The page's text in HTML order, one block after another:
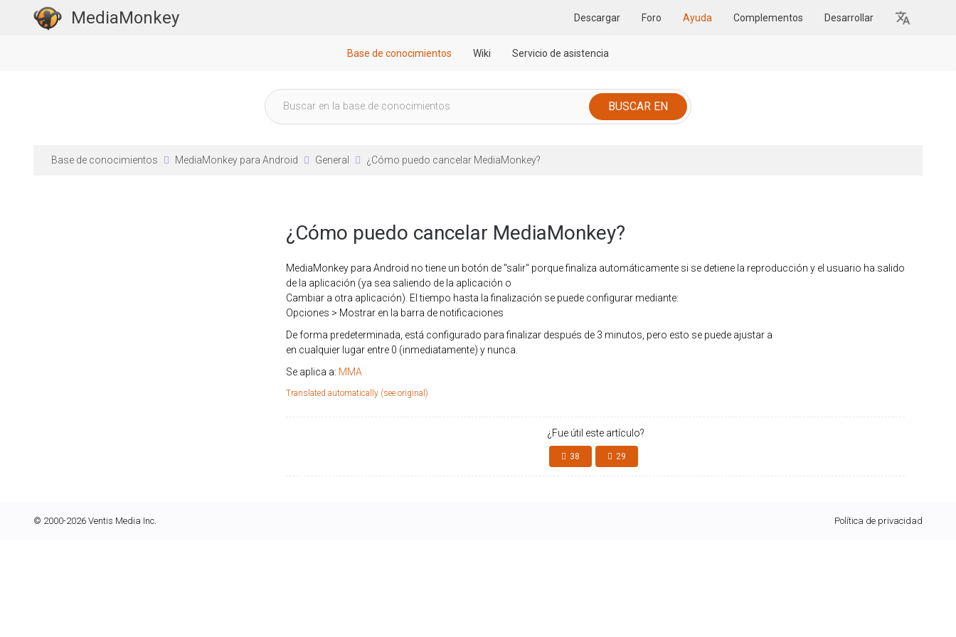
MediaMonkey Descargar Foro Ayuda Complementos Desarrollar
Base de conocimientos Wiki Servicio de asistencia
Base de conocimientos MediaMonkey para Android General ¿Cómo puedo cancelar MediaMonkey?
¿Cómo puedo cancelar MediaMonkey?
MediaMonkey para Android no tiene un botón de "salir" porque finaliza automáticamente si se detiene la reproducción y el usuario ha salido
de la aplicación (ya sea saliendo de la aplicación o
Cambiar a otra aplicación). El tiempo hasta la finalización se puede configurar mediante:
Opciones > Mostrar en la barra de notificaciones
De forma predeterminada, está configurado para finalizar después de 3 minutos, pero esto se puede ajustar a
en cualquier lugar entre 0 (inmediatamente) y nunca.
Se aplica a: MMA
Translated automatically (see original)
¿Fue útil este artículo?
38 29
© 2000-2026 Ventis Media Inc. Política de privacidad